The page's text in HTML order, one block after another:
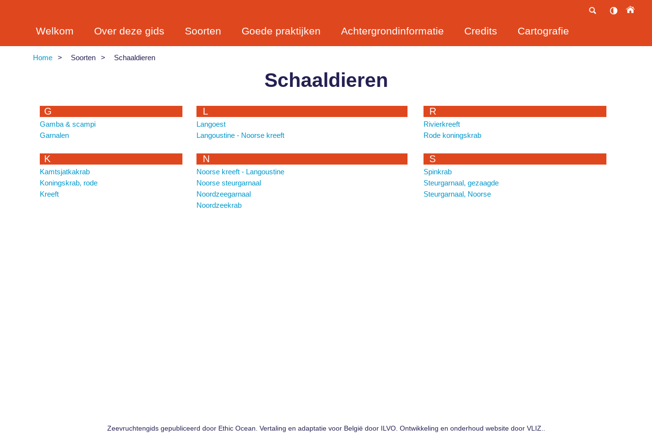
gaan
Welkom Over deze gids Soorten Goede praktijken Achtergrondinformatie Credits Cartografie
Home Soorten Schaaldieren
Schaaldieren
G L R
Gamba & scampi Langoest
Rivierkreeft
Garnalen
Langoustine - Noorse kreeft Rode koningskrab
K N S
Kamtsjatkakrab Noorse kreeft - Langoustine
Spinkrab
Koningskrab, rode
Noorse steurgarnaal
Steurgarnaal, gezaagde
Kreeft
Noordzeegarnaal
Steurgarnaal, Noorse
Noordzeekrab
Zeevruchtengids gepubliceerd door Ethic Ocean. Vertaling en adaptatie voor België door ILVO. Ontwikkeling en onderhoud website door VLIZ..